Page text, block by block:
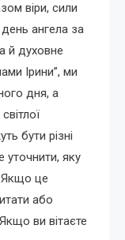
віри, сили
ангела за
й духовне
Ірини”, ми
дня, а
бути різні
уточнити, яку
Якщо це
або
ви вітаєте